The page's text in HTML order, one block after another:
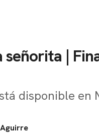
señorita |
disponible en